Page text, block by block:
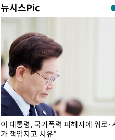
뉴시스Pic
이 대통령, 국가폭력 피해자에 위로
가 책임지고 치유"